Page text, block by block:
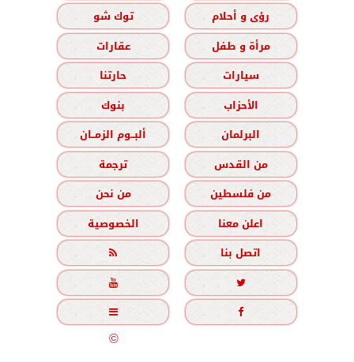
رؤى و أحلام
توك شو
مرأة و طفل
عقارات
سيارات
حارتنا
الأحزاب
بنوك
البرلمان
ألبــوم الزمــان
من القدس
ترجمة
من فلسطين
من نحن
اعلن معنا
الخصوصية
اتصل بنا





جميع الحقوق محفوظة©